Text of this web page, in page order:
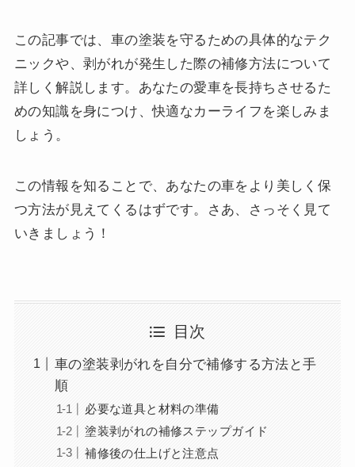
この記事では、車の塗装を守るための具体的なテク
ニックや、剥がれが発生した際の補修方法について
詳しく解説します。あなたの愛車を長持ちさせるた
めの知識を身につけ、快適なカーライフを楽しみま
しょう。
この情報を知ることで、あなたの車をより美しく保
つ方法が見えてくるはずです。さあ、さっそく見て
いきましょう！
目次
車の塗装剥がれを自分で補修する方法と手
順
必要な道具と材料の準備
塗装剥がれの補修ステップガイド
補修後の仕上げと注意点